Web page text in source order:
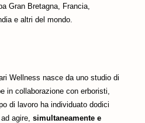
Gran Bretagna, Francia,
e altri del mondo.
Wellness nasce da uno studio di
in collaborazione con erboristi,
di lavoro ha individuato dodici
agire, simultaneamente e